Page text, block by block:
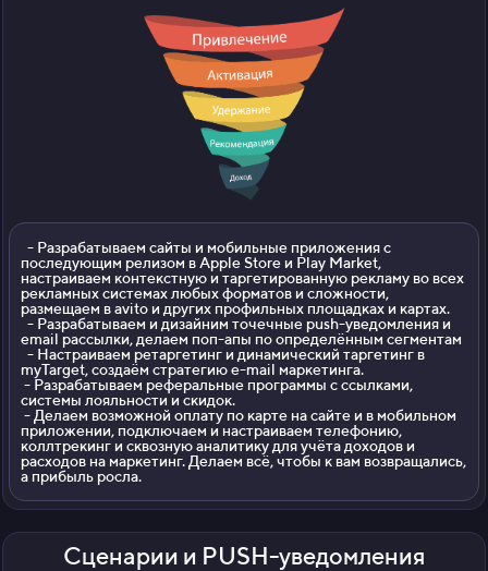
- Разрабатываем сайты и мобильные приложения с
последующим релизом в Apple Store и Play Market,
настраиваем контекстную и таргетированную рекламу во всех
рекламных системах любых форматов и сложности,
размещаем в avito и других профильных площадках и картах.
- Разрабатываем и дизайним точечные push-уведомления и
email рассылки, делаем поп-апы по определённым сегментам
- Настраиваем ретаргетинг и динамический таргетинг в
myTarget, создаём стратегию e-mail маркетинга.
- Разрабатываем реферальные программы с ссылками,
системы лояльности и скидок.
- Делаем возможной оплату по карте на сайте и в мобильном
приложении, подключаем и настраиваем телефонию,
коллтрекинг и сквозную аналитику для учёта доходов и
расходов на маркетинг. Делаем всё, чтобы к вам возвращались,
а прибыль росла.
Сценарии и PUSH-уведомления